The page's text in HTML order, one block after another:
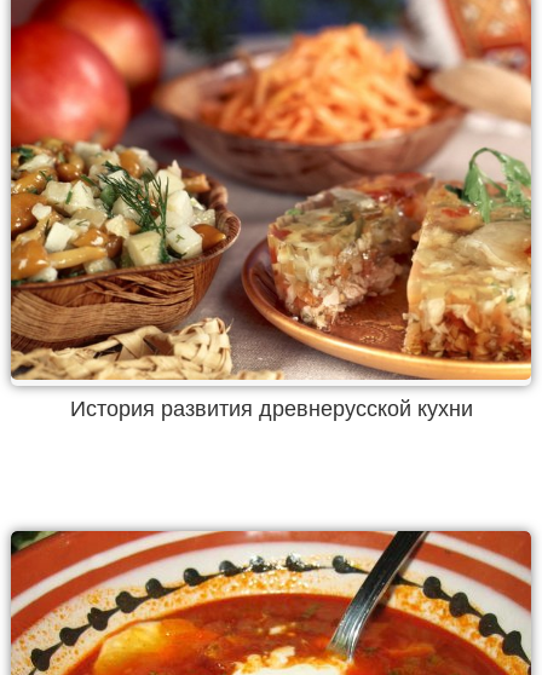
История развития древнерусской кухни